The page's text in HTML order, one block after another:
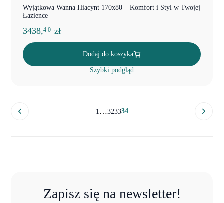
Wyjątkowa Wanna Hiacynt 170x80 – Komfort i Styl w Twojej
Łazience
3438,4 0 zł
Dodaj do koszyka
Szybki podgląd
1…323334
Zapisz się na newsletter!